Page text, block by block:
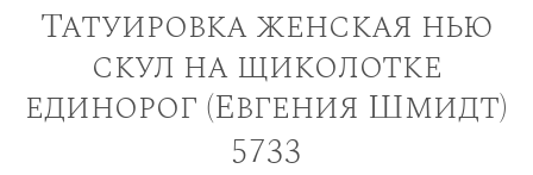
Татуировка женская нью
скул на щиколотке
единорог (Евгения Шмидт)
5733